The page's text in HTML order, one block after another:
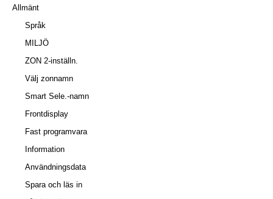
Allmänt
Språk
MILJÖ
ZON 2-inställn.
Välj zonnamn
Smart Sele.-namn
Frontdisplay
Fast programvara
Information
Användningsdata
Spara och läs in